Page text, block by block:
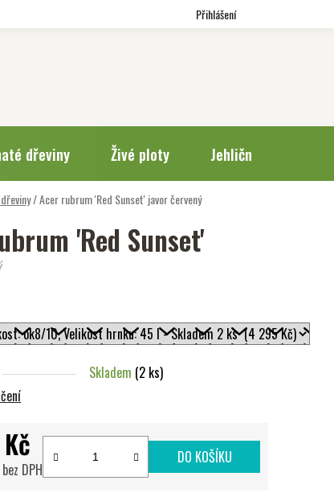
Přihlášení
dřeviny Živé ploty Jehličnany
/Acer rubrum 'Red Sunset'javor červený
'Red Sunset'
Skladem (2 ks)
DPH
DO KOŠÍKU